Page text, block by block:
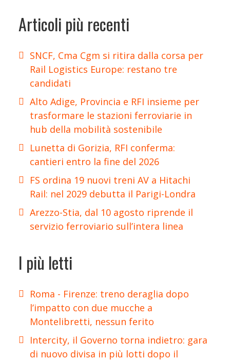
Articoli più recenti
SNCF, Cma Cgm si ritira dalla corsa per
Rail Logistics Europe: restano tre
candidati
Alto Adige, Provincia e RFI insieme per
trasformare le stazioni ferroviarie in
hub della mobilità sostenibile
Lunetta di Gorizia, RFI conferma:
cantieri entro la fine del 2026
FS ordina 19 nuovi treni AV a Hitachi
Rail: nel 2029 debutta il Parigi-Londra
Arezzo-Stia, dal 10 agosto riprende il
servizio ferroviario sull’intera linea
I più letti
Roma - Firenze: treno deraglia dopo
l’impatto con due mucche a
Montelibretti, nessun ferito
Intercity, il Governo torna indietro: gara
di nuovo divisa in più lotti dopo il